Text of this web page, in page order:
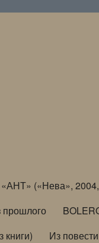
«АНТ» («Нева»,
прошлого
Из